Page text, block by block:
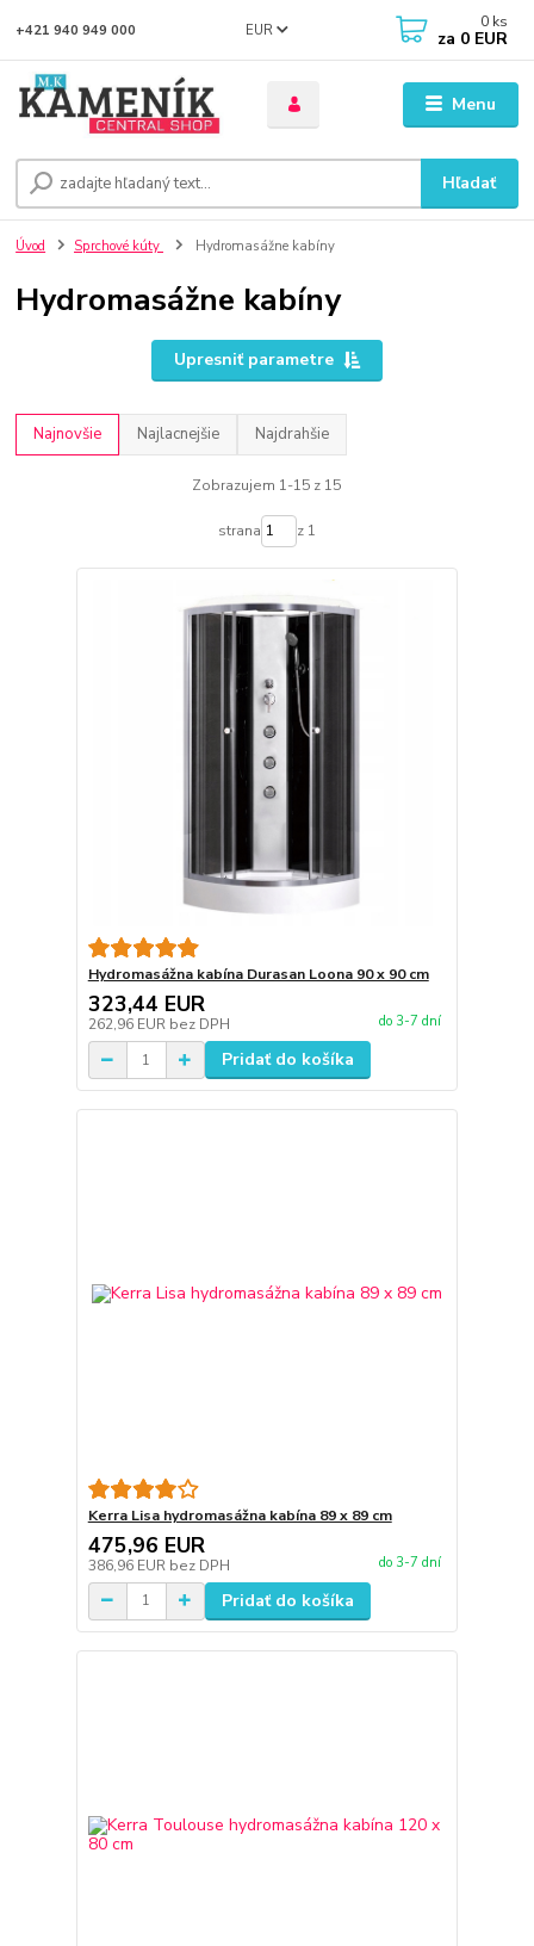
Menu
EUR
Hľadať
+421 940 949 000 0 ks
za 0 EUR
Úvod Sprchové kúty Hydromasážne kabíny
Hydromasážne kabíny
Upresniť parametre
Najnovšie Najlacnejšie Najdrahšie
Zobrazujem 1-15 z 15
strana z 1
Hydromasážna kabína Durasan Loona 90 x 90 cm
323,44 EUR
262,96 EUR bez DPH do 3-7 dní
Pridať do košíka
Kerra Lisa hydromasážna kabína 89 x 89 cm
475,96 EUR
386,96 EUR bez DPH do 3-7 dní
Pridať do košíka